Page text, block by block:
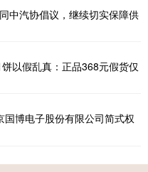
中汽协倡议，继续切实保障供
以假乱真：正品368元假货仅
博电子股份有限公司简式权